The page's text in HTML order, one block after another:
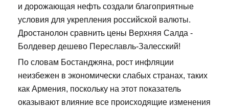
и дорожающая нефть создали благоприятные
условия для укрепления российской валюты.
Дростанолон сравнить цены Верхняя Салда -
Болдевер дешево Переславль-Залесский!
По словам Бостанджяна, рост инфляции
неизбежен в экономически слабых странах, таких
как Армения, поскольку на этот показатель
оказывают влияние все происходящие изменения